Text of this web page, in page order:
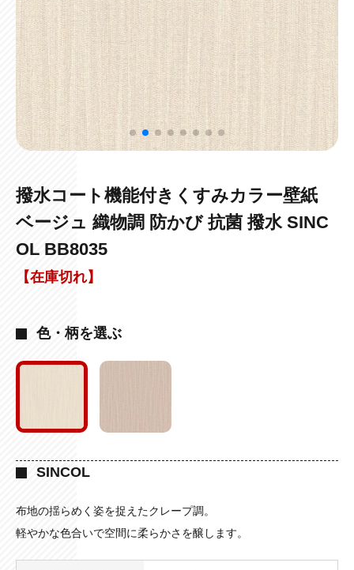
撥水コート機能付きくすみカラー壁紙
ベージュ 織物調 防かび 抗菌 撥水 SINC
OL BB8035
【在庫切れ】
色・柄を選ぶ
SINCOL
布地の揺らめく姿を捉えたクレープ調。
軽やかな色合いで空間に柔らかさを醸します。